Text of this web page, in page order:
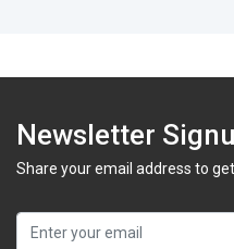
Newsletter
Share your email address to